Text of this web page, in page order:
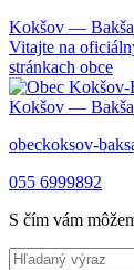
Kokšov — Bakša
Vitajte na
stránkach obce
Kokšov — Bakša
obeckoksov-
055 6999892
S čím vám